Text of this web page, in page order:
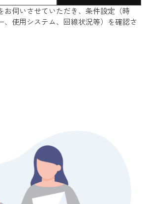
お伺いさせていただき、条件設定（時
、使用システム、回線状況等）を確認さ